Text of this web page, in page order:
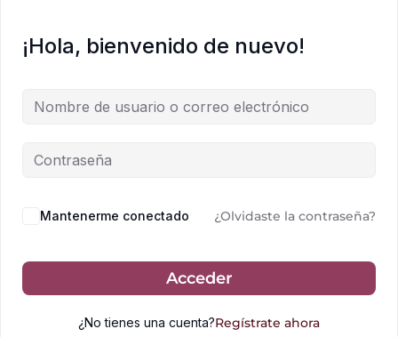
¡Hola, bienvenido de nuevo!
Mantenerme conectado ¿Olvidaste la contraseña?
Acceder
¿No tienes una cuenta?Regístrate ahora